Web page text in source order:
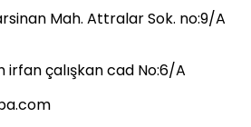
Mah. Attralar Sok. no:9/A
irfan çalışkan cad No:6/A